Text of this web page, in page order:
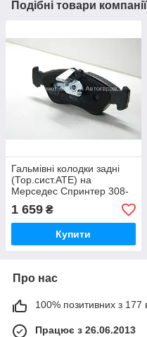
Подібні товари компанії
Гальмівні колодки задні
(Тор.сист.ATE) на
Мерседес Спринтер 308-
ROADHOUSE (Іспанія)
258000
1 659 ₴
Купити
Про нас
100% позитивних з 177
Працює з 26.06.2013